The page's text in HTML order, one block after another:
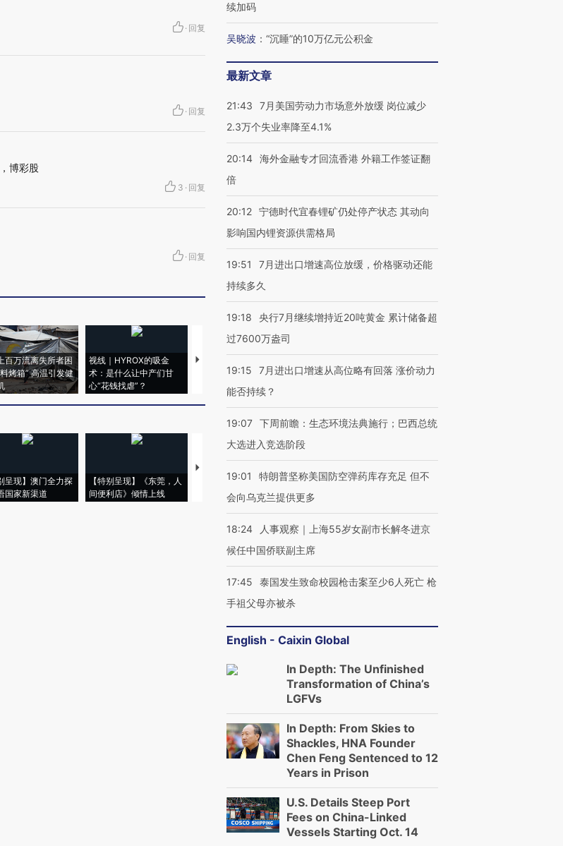
· 回复
· 回复
博彩股
3 · 回复
· 回复
百万流离失所者困
烤箱” 高温引发健
视线｜HYROX的吸金
术：是什么让中产们甘
心“花钱找虐”？
马航飞行员跨国走私7万
粒摇头丸 尿检体内含3种
度Z世代 用街头抗争将教
机”？难民潮撕裂西班牙
呈现】澳门全力探
国家新渠道
【特别呈现】《东莞，人
间便利店》倾情上线
【推广】走进第四届链博
会，让数智科技“链”接产
【特别呈现】寻找100种
有意思的生活方式·第三对
CFO：不靠规模取胜，华
续加码
吴晓波 ： “沉睡”的10万亿元公积金
最新文章
21:43
7月美国劳动力市场意外放缓 岗位减少
2.3万个失业率降至4.1%
20:14 海外金融专才回流香港 外籍工作签证翻
倍
20:12 宁德时代宜春锂矿仍处停产状态 其动向
影响国内锂资源供需格局
19:51
7月进出口增速高位放缓，价格驱动还能
持续多久
19:18
央行7月继续增持近20吨黄金 累计储备超
过7600万盎司
19:15
7月进出口增速从高位略有回落 涨价动力
能否持续？
19:07 下周前瞻：生态环境法典施行；巴西总统
大选进入竞选阶段
19:01
特朗普坚称美国防空弹药库存充足 但不
会向乌克兰提供更多
18:24
人事观察｜上海55岁女副市长解冬进京
候任中国侨联副主席
17:45
泰国发生致命校园枪击案至少6人死亡 枪
手祖父母亦被杀
English - Caixin Global
In Depth: The Unfinished
Transformation of China’s
LGFVs
In Depth: From Skies to
Shackles, HNA Founder
Chen Feng Sentenced to 12
Years in Prison
U.S. Details Steep Port
Fees on China-Linked
Vessels Starting Oct. 14